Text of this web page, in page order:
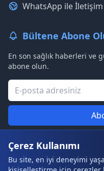
WhatsApp ile İletişim
Bültene Abone
En son sağlık haberleri ve
abone olun.
Çerez Kullanımı
Bu site, en iyi deneyimi